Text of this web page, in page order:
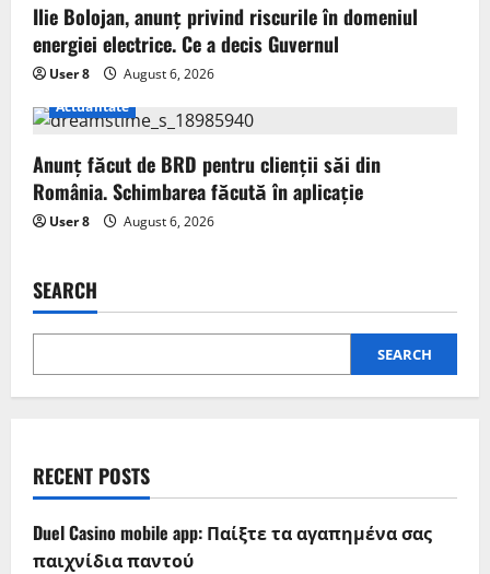
Ilie Bolojan, anunț privind riscurile în domeniul
energiei electrice. Ce a decis Guvernul
User 8
August 6, 2026
Actualitate
Anunț făcut de BRD pentru clienții săi din
România. Schimbarea făcută în aplicație
User 8 August 6, 2026
SEARCH
SEARCH
RECENT POSTS
Duel Casino mobile app: Παίξτε τα αγαπημένα σας
παιχνίδια παντού